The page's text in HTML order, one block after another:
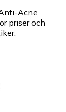
Acne
priser och